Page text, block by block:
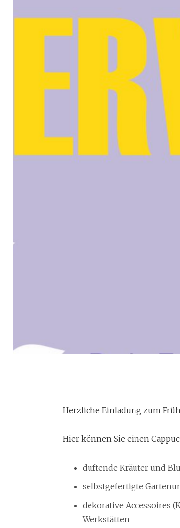
Dein Frühlingsmarkt im Moritzpunkt vom
Herzliche Einladung zum
Hier können Sie einen
duftende Kräuter und
selbstgefertigte
dekorative Accessoires
Werkstätten